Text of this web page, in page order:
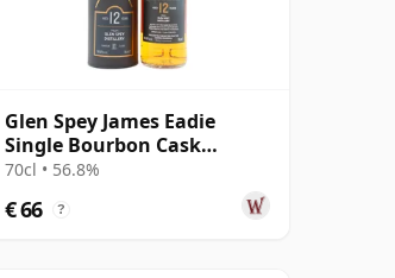
Glen Spey James Eadie
Single Bourbon Cask
#803748 2009 12 jaar oud
70cl • 56.8%
€ 66 ?